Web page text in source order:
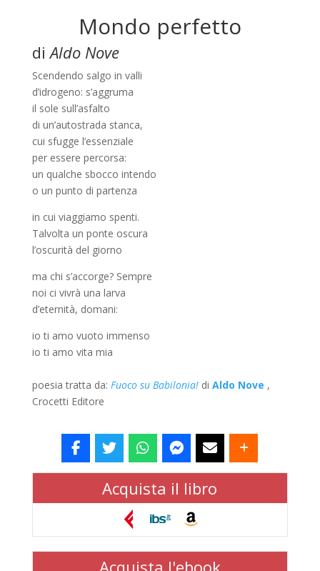
Mondo perfetto
diAldo Nove
Scendendo salgo in valli
d’idrogeno: s’aggruma
il sole sull’asfalto
di un’autostrada stanca,
cui sfugge l’essenziale
per essere percorsa:
un qualche sbocco intendo
o un punto di partenza
in cui viaggiamo spenti.
Talvolta un ponte oscura
l’oscurità del giorno
ma chi s’accorge? Sempre
noi ci vivrà una larva
d’eternità, domani:
io ti amo vuoto immenso
io ti amo vita mia
poesia tratta da: Fuoco su Babilonia!di Aldo Nove ,
Crocetti Editore
Acquista il libro